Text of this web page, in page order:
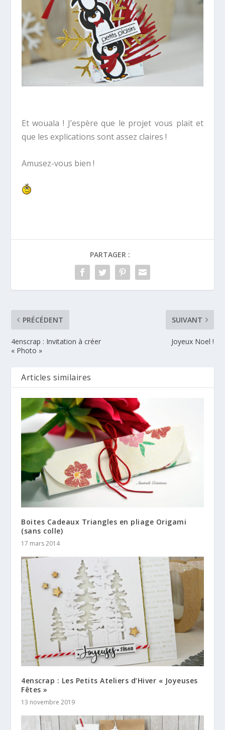
Et wouala ! J’espère que le projet vous plait et
que les explications sont assez claires !
Amusez-vous bien !
PARTAGER :
PRÉCÉDENT
4enscrap : Invitation à créer
« Photo »
SUIVANT
Joyeux Noel !
Articles similaires
Boites Cadeaux Triangles en pliage Origami
(sans colle)
17 mars 2014
4enscrap : Les Petits Ateliers d’Hiver « Joyeuses
Fêtes »
13 novembre 2019